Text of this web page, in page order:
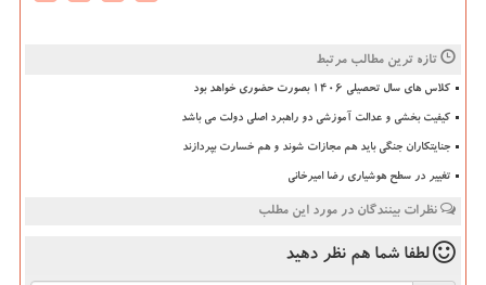
تازه ترین مطالب مرتبط
کلاس های سال تحصیلی ۱۴۰۶ بصورت حضوری خواهد بود
کیفیت بخشی و عدالت آموزشی دو راهبرد اصلی دولت می باشد
جنایتکاران جنگی باید هم مجازات شوند و هم خسارت بپردازند
تغییر در سطح هوشیاری رضا امیرخانی
نظرات بینندگان در مورد این مطلب
لطفا شما هم نظر دهید